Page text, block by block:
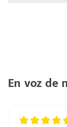
En voz de